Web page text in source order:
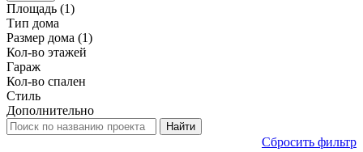
Площадь (1)
Тип дома
Размер дома (1)
Кол-во этажей
Гараж
Кол-во спален
Стиль
Дополнительно
Сбросить фильтр